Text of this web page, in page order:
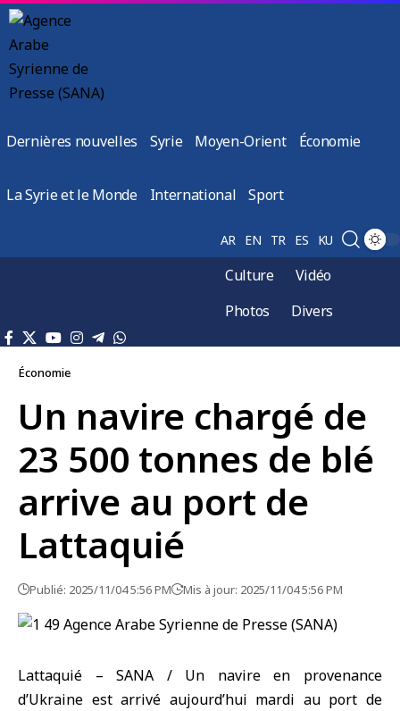
Dernières nouvelles Syrie Moyen-Orient Économie
La Syrie et le Monde International Sport
AR EN TR ES KU
Culture
Vidéo
Photos
Divers
Économie
Un navire chargé de
23 500 tonnes de blé
arrive au port de
Lattaquié
Publié: 2025/11/04 5:56 PM Mis à jour: 2025/11/04 5:56 PM
Lattaquié – SANA / Un navire en provenance
d’Ukraine est arrivé aujourd’hui mardi au port de